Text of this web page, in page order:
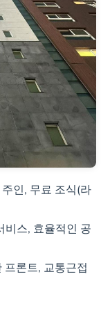
인, 무료 조식(라
비스, 효율적인 공
론트, 교통근접